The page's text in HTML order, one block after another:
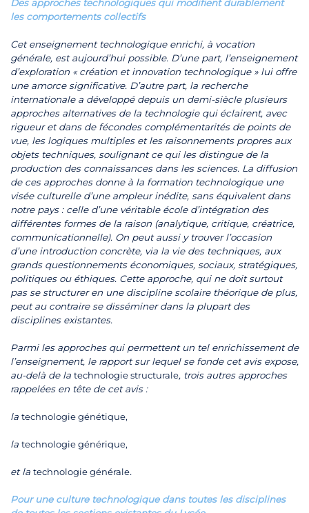
Des approches technologiques qui modifient durablement
les comportements collectifs
Cet enseignement technologique enrichi, à vocation
générale, est aujourd’hui possible. D’une part, l’enseignement
d’exploration « création et innovation technologique » lui offre
une amorce significative. D’autre part, la recherche
internationale a développé depuis un demi-siècle plusieurs
approches alternatives de la technologie qui éclairent, avec
rigueur et dans de fécondes complémentarités de points de
vue, les logiques multiples et les raisonnements propres aux
objets techniques, soulignant ce qui les distingue de la
production des connaissances dans les sciences. La diffusion
de ces approches donne à la formation technologique une
visée culturelle d’une ampleur inédite, sans équivalent dans
notre pays : celle d’une véritable école d’intégration des
différentes formes de la raison (analytique, critique, créatrice,
communicationnelle). On peut aussi y trouver l’occasion
d’une introduction concrète, via la vie des techniques, aux
grands questionnements économiques, sociaux, stratégiques,
politiques ou éthiques. Cette approche, qui ne doit surtout
pas se structurer en une discipline scolaire théorique de plus,
peut au contraire se disséminer dans la plupart des
disciplines existantes.
Parmi les approches qui permettent un tel enrichissement de
l’enseignement, le rapport sur lequel se fonde cet avis expose,
au-delà de la technologie structurale, trois autres approches
rappelées en tête de cet avis :
la technologie génétique,
la technologie générique,
et la technologie générale.
Pour une culture technologique dans toutes les disciplines